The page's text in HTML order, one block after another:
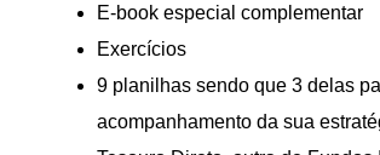
E-book especial complementar
Exercícios
9 planilhas sendo que 3 delas
acompanhamento da sua